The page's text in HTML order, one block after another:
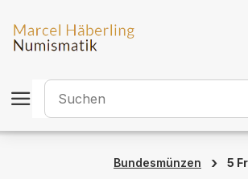
Bundesmünzen ›